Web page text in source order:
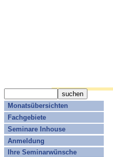
Monatsübersichten
Fachgebiete
Seminare Inhouse
Anmeldung
Ihre Seminarwünsche